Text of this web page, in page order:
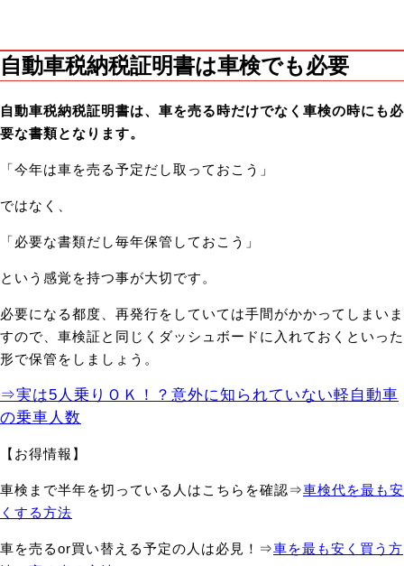
自動車税納税証明書は車検でも必要
自動車税納税証明書は、車を売る時だけでなく車検の時にも必
要な書類となります。
「今年は車を売る予定だし取っておこう」
ではなく、
「必要な書類だし毎年保管しておこう」
という感覚を持つ事が大切です。
必要になる都度、再発行をしていては手間がかかってしまいま
すので、車検証と同じくダッシュボードに入れておくといった
形で保管をしましょう。
⇒実は5人乗りＯＫ！？意外に知られていない軽自動車
の乗車人数
【お得情報】
車検まで半年を切っている人はこちらを確認⇒車検代を最も安
くする方法
車を売るor買い替える予定の人は必見！⇒車を最も安く買う方